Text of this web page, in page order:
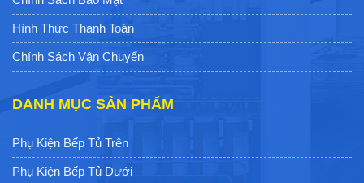
Hình Thức Thanh Toán
Chính Sách Vận Chuyển
DANH MỤC SẢN PHẨM
Phụ Kiện Bếp Tủ Trên
Phụ Kiện Bếp Tủ Dưới